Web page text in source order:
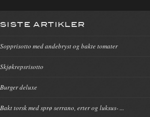
SISTE ARTIKLER
Sopprisotto med andebryst og bakte tomater
Skjøkrepsrisotto
Burger deluxe
Bakt torsk med sprø serrano, erter og luksus- ...